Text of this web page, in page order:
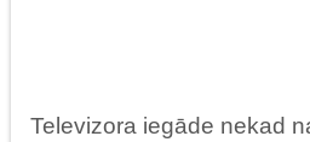
Televizora iegāde nekad